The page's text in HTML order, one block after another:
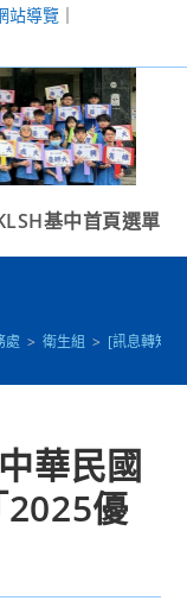
站導覽｜
基中首頁選單
處 > 衛生組 > [訊息轉知]
華民國
優